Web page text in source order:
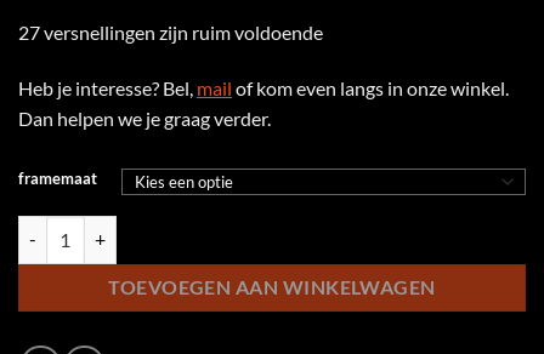
27 versnellingen zijn ruim voldoende
Heb je interesse? Bel, mail of kom even langs in onze winkel.
Dan helpen we je graag verder.
framemaat
TOEVOEGEN AAN WINKELWAGEN